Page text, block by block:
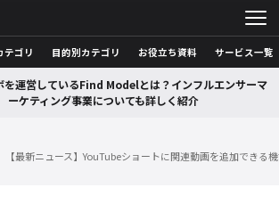
テゴリ 目的別カテゴリ お役立ち資料 サービス一覧
を運営しているFind Modelとは？インフルエンサーマ
ーケティング事業についても詳しく紹介
【最新ニュース】YouTubeショートに関連動画を追加できる